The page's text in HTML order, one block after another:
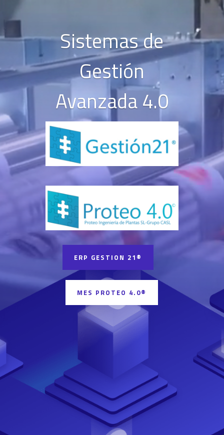
Sistemas de
Gestión
Avanzada 4.0
ERP GESTION 21®
MES PROTEO 4.0®